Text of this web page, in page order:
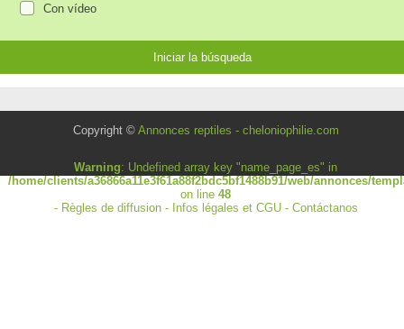
Con vídeo
Copyright © Annonces reptiles - cheloniophilie.com
Warning: Undefined array key "name_page_es" in
/home/clients/a36866a11e3f61a88f2bdc5bf1488b91/web/annonces/
on line48
- Règles de diffusion- Infos légales et CGU- Contáctanos